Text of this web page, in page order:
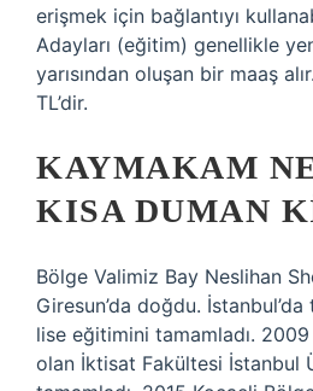
erişmek için bağlantıyı
Adayları (eğitim) genellikle
yarısından oluşan bir maaş
TL’dir.
KAYMAKAM
KISA DUMAN
Bölge Valimiz Bay Neslihan
Giresun’da doğdu.
lise eğitimini tamamladı. 2009
olan İktisat Fakültesi İstanbul